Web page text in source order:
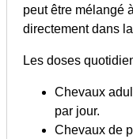
peut être mélangé
directement dans
Les doses
Chevaux
par jour.
Chevaux de